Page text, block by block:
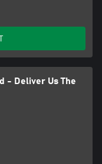
- Deliver Us The